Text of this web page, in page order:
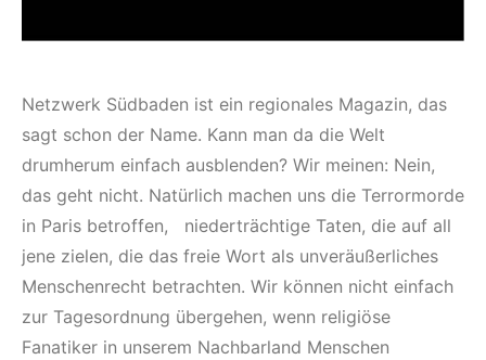
Netzwerk Südbaden ist ein regionales Magazin, das
sagt schon der Name. Kann man da die Welt
drumherum einfach ausblenden? Wir meinen: Nein,
das geht nicht. Natürlich machen uns die Terrormorde
in Paris betroffen, niederträchtige Taten, die auf all
jene zielen, die das freie Wort als unveräußerliches
Menschenrecht betrachten. Wir können nicht einfach
zur Tagesordnung übergehen, wenn religiöse
Fanatiker in unserem Nachbarland Menschen